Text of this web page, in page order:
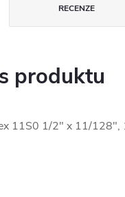
RECENZE
produktu
11S0 1/2" x 11/